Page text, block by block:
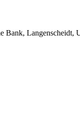
Langenscheidt,